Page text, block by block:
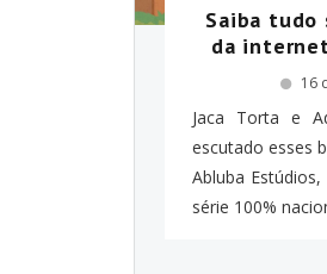
Saiba tudo
da
16
Jaca Torta e
escutado esses
Abluba
série 100%